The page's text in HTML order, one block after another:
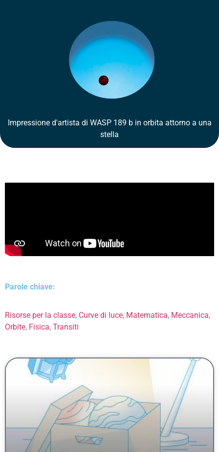
Impressione d'artista di WASP 189 b in orbita attorno a una
stella
Parole chiave:
Risorse per la classe, Curve di luce, Matematica, Meccanica,
Orbite, Fisica, Transiti